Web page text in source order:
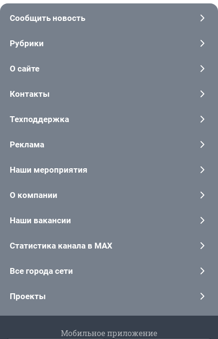
Сообщить новость
Рубрики
О сайте
Контакты
Техподдержка
Реклама
Наши мероприятия
О компании
Наши вакансии
Статистика канала в MAX
Все города сети
Проекты
Мобильное приложение